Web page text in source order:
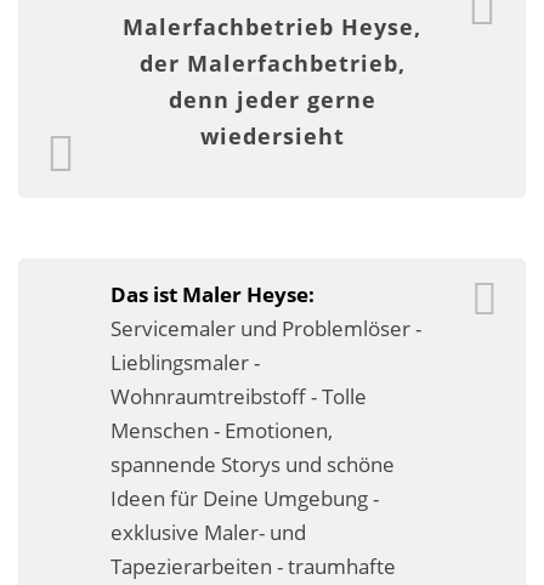
Betonoptik
Bodenbeläge & Designböden
Echtmetalloptik
Fassadensanierung
Fugenlos
Kalkkind-Fachbetrieb – Sumpfkalk-Oberflächen
Malerarbeiten
Rostoptik
Malerfachbetrieb Heyse,
der Malerfachbetrieb,
denn jeder gerne
wiedersieht
Das ist Maler Heyse:
Servicemaler und Problemlöser -
Lieblingsmaler -
Wohnraumtreibstoff - Tolle
Menschen - Emotionen,
spannende Storys und schöne
Ideen für Deine Umgebung -
exklusive Maler- und
Tapezierarbeiten - traumhafte